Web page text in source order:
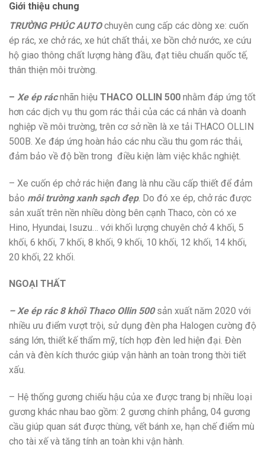
Giới thiệu chung
TRƯỜNG PHÚC AUTOchuyên cung cấp các dòng xe: cuốn
ép rác, xe chở rác, xe hút chất thải, xe bồn chở nước, xe cứu
hộ giao thông chất lượng hàng đầu, đạt tiêu chuẩn quốc tế,
thân thiện môi trường.
– Xe ép rácnhãn hiệu THACO OLLIN 500 nhằm đáp ứng tốt
hơn các dịch vụ thu gom rác thải của các cá nhân và doanh
nghiệp về môi trường, trên cơ sở nền là xe tải THACO OLLIN
500B. Xe đáp ứng hoàn hảo các nhu cầu thu gom rác thải,
đảm bảo về độ bền trong điều kiện làm việc khắc nghiệt.
– Xe cuốn ép chở rác hiện đang là nhu cầu cấp thiết để đảm
bảo môi trường xanh sạch đẹp. Do đó xe ép, chở rác được
sản xuất trên nền nhiều dòng bên cạnh Thaco, còn có xe
Hino, Hyundai, Isuzu… với khối lượng chuyên chở 4 khối, 5
khối, 6 khối, 7 khối, 8 khối, 9 khối, 10 khối, 12 khối, 14 khối,
20 khối, 22 khối.
NGOẠI THẤT
– Xe ép rác 8 khối Thaco Ollin 500sản xuất năm 2020 với
nhiều ưu điểm vượt trội, sử dụng đèn pha Halogen cường độ
sáng lớn, thiết kế thẩm mỹ, tích hợp đèn led hiện đại. Đèn
cản và đèn kích thước giúp vận hành an toàn trong thời tiết
xấu.
– Hệ thống gương chiếu hậu của xe được trang bị nhiều loại
gương khác nhau bao gồm: 2 gương chính phẳng, 04 gương
cầu giúp quan sát được thùng, vết bánh xe, hạn chế điểm mù
cho tài xế và tăng tính an toàn khi vận hành.